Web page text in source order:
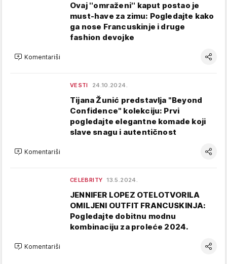
Ovaj ''omraženi'' kaput postao je
must-have za zimu: Pogledajte kako
ga nose Francuskinje i druge
fashion devojke
Komentariši
VESTI 24.10.2024.
Tijana Žunić predstavlja "Beyond
Confidence" kolekciju: Prvi
pogledajte elegantne komade koji
slave snagu i autentičnost
Komentariši
CELEBRITY 13.5.2024.
JENNIFER LOPEZ OTELOTVORILA
OMILJENI OUTFIT FRANCUSKINJA:
Pogledajte dobitnu modnu
kombinaciju za proleće 2024.
Komentariši